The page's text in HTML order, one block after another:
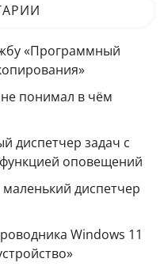
«Программный
не понимал в чём
диспетчер задач с
оповещений
диспетчер
Windows 11